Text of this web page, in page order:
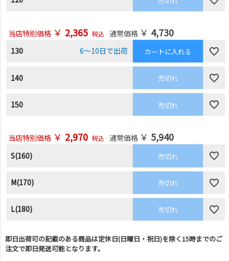
当店特別価格 ￥ 2,365 税込 通常価格 ￥ 4,730
130 6～10日で出荷 カートに入れる
140 売切れ
150 売切れ
当店特別価格 ￥ 2,970 税込 通常価格 ￥ 5,940
S(160) 売切れ
M(170) 売切れ
L(180) 売切れ
即日出荷可の記載のある商品は定休日(日曜日・祝日)を除く15時までのご
注文で即日発送可能となります。